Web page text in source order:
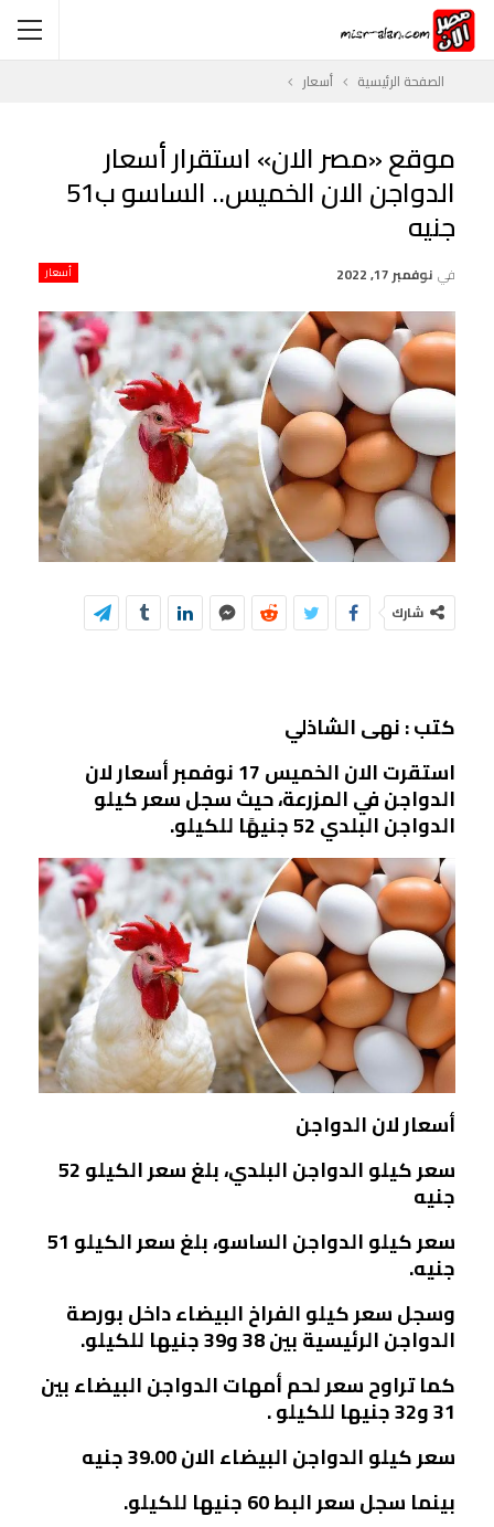
الصفحة الرئيسية أسعار
موقع «مصر الان» استقرار أسعار
الدواجن الان الخميس.. الساسو ب51
جنيه
أسعار في نوفمبر 17, 2022
شارك
كتب : نهى الشاذلي
استقرت الان الخميس 17 نوفمبر أسعار لان
الدواجن في المزرعة، حيث سجل سعر كيلو
الدواجن البلدي 52 جنيهًا للكيلو.
أسعار لان الدواجن
سعر كيلو الدواجن البلدي، بلغ سعر الكيلو 52
جنيه
سعر كيلو الدواجن الساسو، بلغ سعر الكيلو 51
جنيه.
وسجل سعر كيلو الفراخ البيضاء داخل بورصة
الدواجن الرئيسية بين 38 و39 جنيها للكيلو.
كما تراوح سعر لحم أمهات الدواجن البيضاء بين
31 و32 جنيها للكيلو .
سعر كيلو الدواجن البيضاء الان 39.00 جنيه
بينما سجل سعر البط 60 جنيها للكيلو.